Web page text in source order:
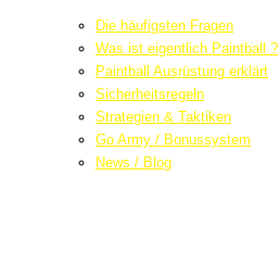
Die häufigsten Fragen
Was ist eigentlich Paintball ?
Paintball Ausrüstung erklärt
Sicherheitsregeln
Strategien & Taktiken
Go Army / Bonussystem
News / Blog